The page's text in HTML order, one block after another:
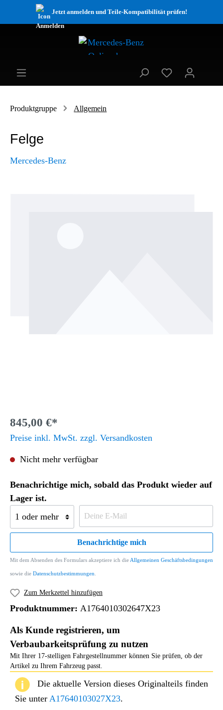
Jetzt anmelden und Teile-Kompatibilität prüfen!
Produktgruppe Allgemein
Felge
Mercedes-Benz
845,00 €*
Preise inkl. MwSt. zzgl. Versandkosten
Nicht mehr verfügbar
Benachrichtige mich, sobald das Produkt wieder auf
Lager ist.
Benachrichtige mich
Mit dem Absenden des Formulars akzeptiere ich die Allgemeinen Geschäftsbedingungen
sowie die Datenschutzbestimmungen
Zum Merkzettel hinzufügen
Produktnummer: A1764010302647X23
Als Kunde registrieren, um
Verbaubarkeitsprüfung zu nutzen
Mit Ihrer 17-stelligen Fahrgestellnummer können Sie prüfen, ob der
Artikel zu Ihrem Fahrzeug passt.
Die aktuelle Version dieses Originalteils finden
Sie unter A17640103027X23.